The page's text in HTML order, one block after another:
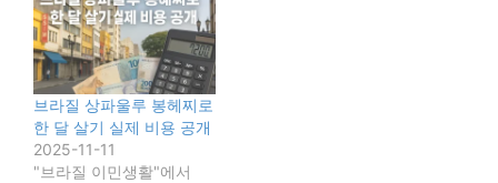
브라질 상파울루 봉헤찌로
한 달 살기 실제 비용 공개
2025-11-11
"브라질 이민생활"에서